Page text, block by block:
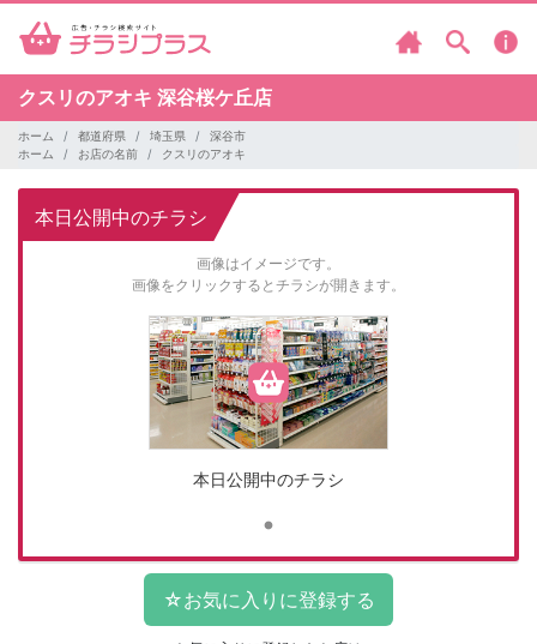
クスリのアオキ 深谷桜ケ丘店
ホーム 都道府県 埼玉県
深谷市
ホーム
お店の名前 クスリのアオキ
本日公開中のチラシ
画像はイメージです。
画像をクリックするとチラシが開きます。
本日公開中のチラシ